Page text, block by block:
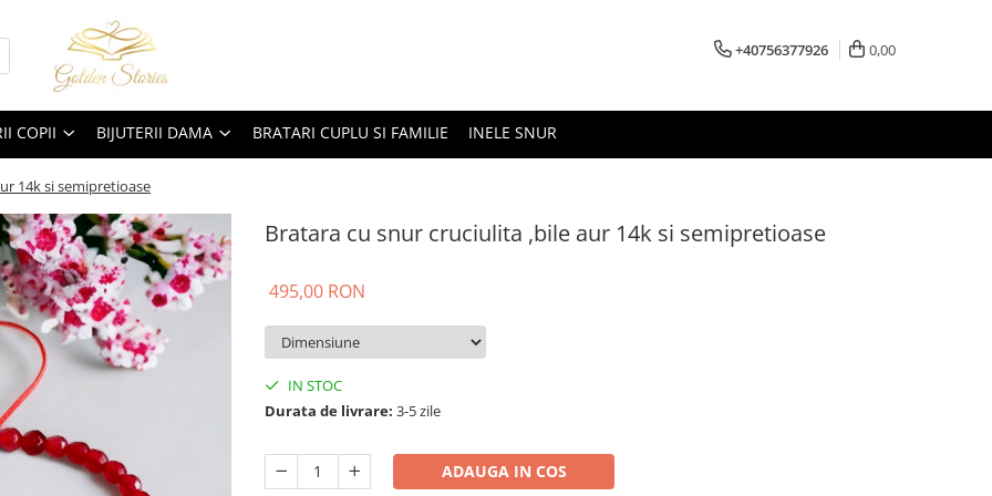
+40756377926 0,00
COPII BIJUTERII DAMA BRATARI CUPLU SI FAMILIE INELE SNUR
14k si semipretioase
Bratara cu snur cruciulita ,bile aur 14k si semipretioase
495,00 RON
IN STOC
Durata de livrare: 3-5 zile
ADAUGA IN COS